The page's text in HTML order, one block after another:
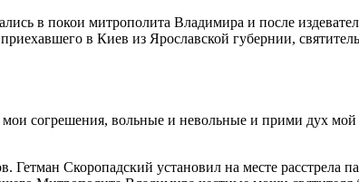
в покои митрополита Владимира и после
в Киев из Ярославской губернии,
мои согрешения, вольные и невольные и прими дух
Скоропадский установил на месте расстрела